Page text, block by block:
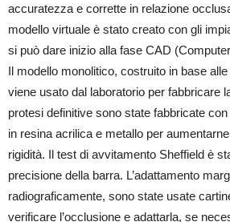
accuratezza e corrette in relazione
modello virtuale è stato creato con gli
si può dare inizio alla fase CAD
Il modello monolitico, costruito in base
viene usato dal laboratorio per fabbricare
protesi definitive sono state fabbricate
in resina acrilica e metallo per
rigidità. Il test di avvitamento Sheffield è
precisione della barra. L’adattamento
radiograficamente, sono state usate
verificare l’occlusione e adattarla, se